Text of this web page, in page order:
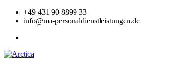
+49 431 90 8899 33
info@ma-personaldienstleistungen.de